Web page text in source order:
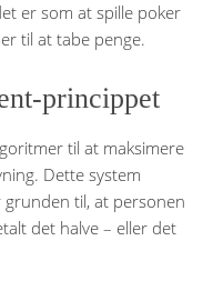
er som at spille poker
til at tabe penge.
princippet
til at maksimere
Dette system
grunden til, at personen
det halve – eller det